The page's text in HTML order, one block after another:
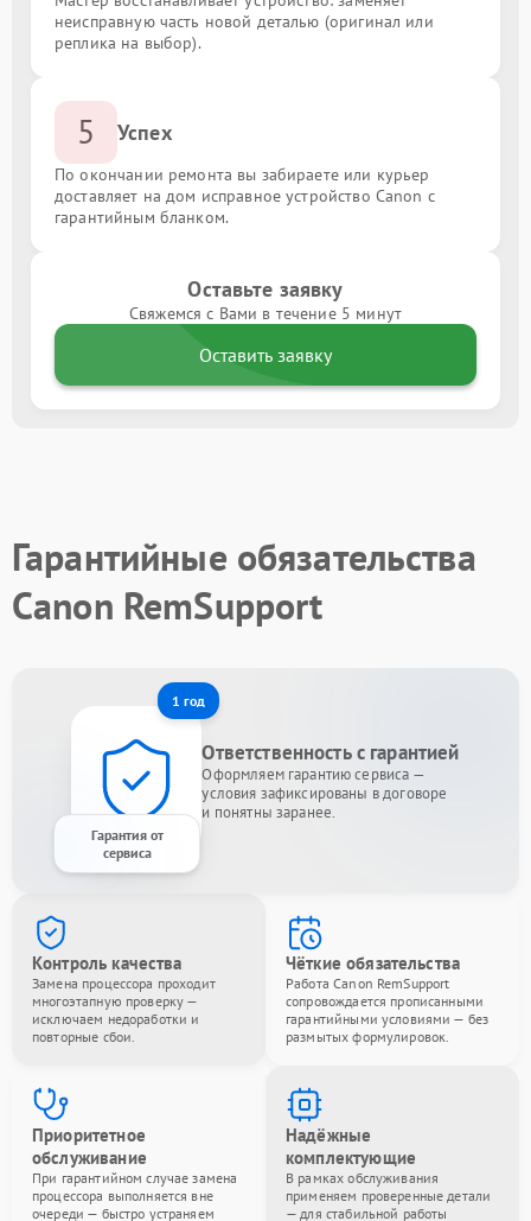
неисправную часть новой деталью (оригинал или
реплика на выбор).
5 Успех
По окончании ремонта вы забираете или курьер
доставляет на дом исправное устройство Canon с
гарантийным бланком.
Оставьте заявку
Свяжемся с Вами в течение 5 минут
Оставить заявку
Гарантийные обязательства
Canon RemSupport
1 год
Гарантия от
сервиса
Ответственность с гарантией
Оформляем гарантию сервиса —
условия зафиксированы в договоре
и понятны заранее.
Контроль качества
Замена процессора проходит
многоэтапную проверку —
исключаем недоработки и
повторные сбои.
Чёткие обязательства
Работа Canon RemSupport
сопровождается прописанными
гарантийными условиями — без
размытых формулировок.
Приоритетное
обслуживание
При гарантийном случае замена
процессора выполняется вне
очереди — быстро устраняем
Надёжные
комплектующие
В рамках обслуживания
применяем проверенные детали
— для стабильной работы